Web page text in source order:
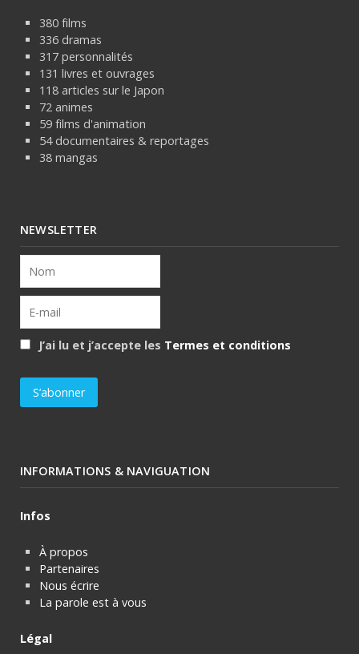
380 films
336 dramas
317 personnalités
131 livres et ouvrages
118 articles sur le Japon
72 animes
59 films d'animation
54 documentaires & reportages
38 mangas
NEWSLETTER
J’ai lu et j’accepte les Termes et conditions
INFORMATIONS & NAVIGUATION
Infos
À propos
Partenaires
Nous écrire
La parole est à vous
Légal